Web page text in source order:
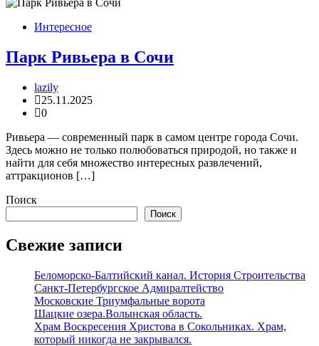
Интересное
Парк Ривьера в Сочи
lazily
25.11.2025
0
Ривьера — современный парк в самом центре города Сочи.
Здесь можно не только полюбоваться природой, но также и
найти для себя множество интересных развлечений,
аттракционов […]
Поиск
Поиск
Свежие записи
Беломорско-Балтийский канал. История Строительства
Санкт-Петербургское Адмиралтейство
Московские Триумфальные ворота
Шацкие озера.Волынская область.
Храм Воскресения Христова в Сокольниках. Храм,
который никогда не закрывался.